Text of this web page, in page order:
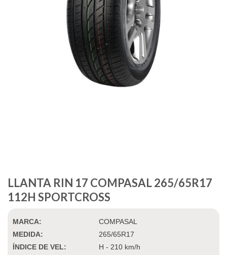
LLANTA RIN 17 COMPASAL 265/65R17
112H SPORTCROSS
MARCA:
COMPASAL
MEDIDA:
265/65R17
ÍNDICE DE VEL:
H - 210 km/h